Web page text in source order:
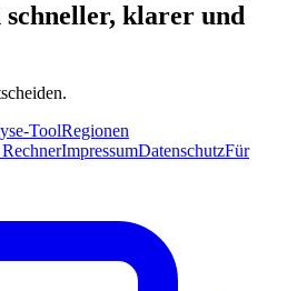
klarer und
ToolRegionen
ImpressumDatenschutzFür